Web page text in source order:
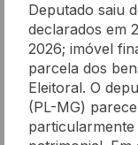
Deputado saiu
declarados em
2026; imóvel
parcela dos
Eleitoral. O
(PL-MG)